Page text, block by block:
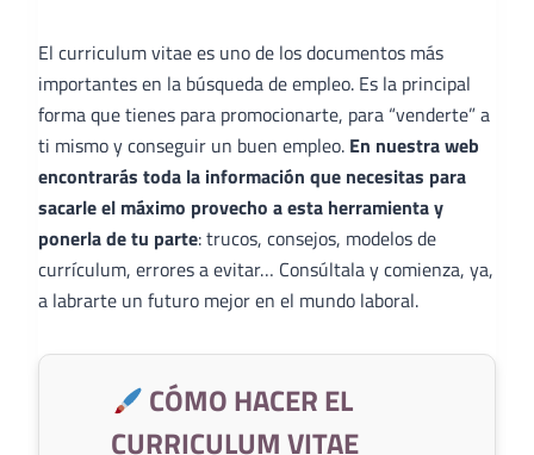
El curriculum vitae es uno de los documentos más
importantes en la búsqueda de empleo. Es la principal
forma que tienes para promocionarte, para “venderte” a
ti mismo y conseguir un buen empleo. En nuestra web
encontrarás toda la información que necesitas para
sacarle el máximo provecho a esta herramienta y
ponerla de tu parte: trucos, consejos, modelos de
currículum, errores a evitar… Consúltala y comienza, ya,
a labrarte un futuro mejor en el mundo laboral.
CÓMO HACER EL
CURRICULUM VITAE